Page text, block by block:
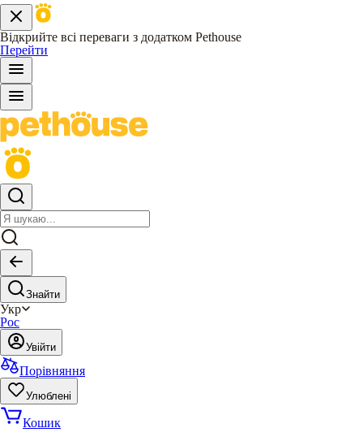
Відкрийте всі переваги з додатком Pethouse
Перейти
Знайти
Укр
Рос
Увійти
Порівняння
Улюблені
Кошик